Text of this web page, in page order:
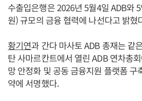
수출입은행은 2026년 5월4일 ADB와
원) 규모의 금융 협력에 나선다고 밝혔
황기연과 간다 마사토 ADB 총재는 같
탄 사마르칸트에서 열린 ADB 연차총
망 안정화 및 공동 금융지원 플랫폼 구
약에 서명했다.